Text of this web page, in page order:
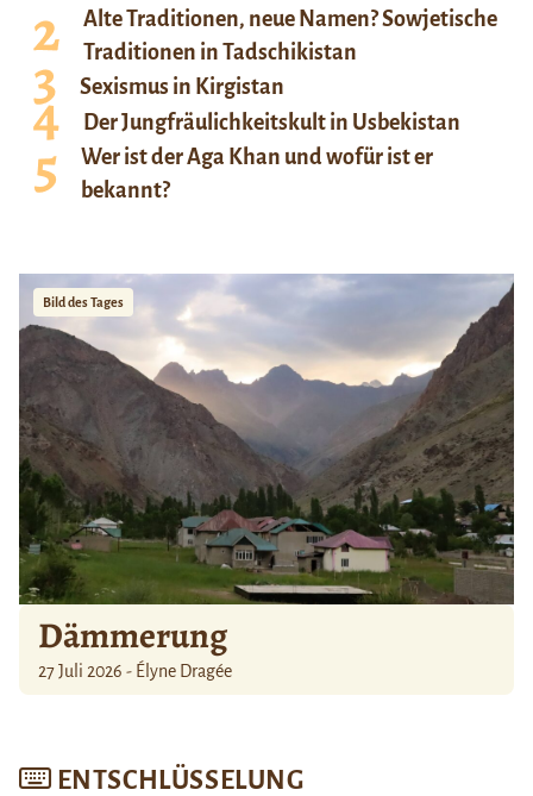
Alte Traditionen, neue Namen? Sowjetische
Traditionen in Tadschikistan
Sexismus in Kirgistan
Der Jungfräulichkeitskult in Usbekistan
Wer ist der Aga Khan und wofür ist er
bekannt?
Bild des Tages
Dämmerung
27 Juli 2026 - Élyne Dragée
ENTSCHLÜSSELUNG